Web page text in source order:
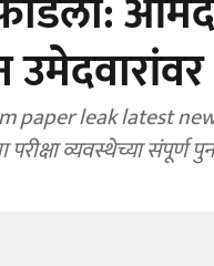
leak latest
व्यवस्थेच्या संपूर्ण